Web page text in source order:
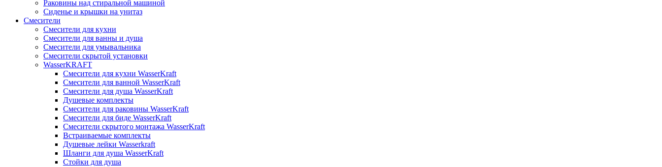
Раковины над стиральной машиной
Сиденье и крышки на унитаз
Смесители
Смесители для кухни
Смесители для ванны и душа
Смесители для умывальника
Смесители скрытой установки
WasserKRAFT
Смесители для кухни WasserKraft
Смесители для ванной WasserKraft
Смесители для душа WasserKraft
Душевые комплекты
Смесители для раковины WasserKraft
Смесители для биде WasserKraft
Смесители скрытого монтажа WasserKraft
Встраиваемые комплекты
Душевые лейки Wasserkraft
Шланги для душа WasserKraft
Стойки для душа